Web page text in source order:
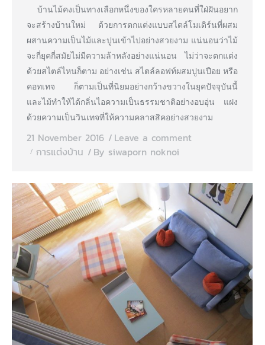
บ้านไม้คงเป็นทางเลือกหนึ่งของใครหลายคนที่ใฝ่ฝันอยาก
จะสร้างบ้านใหม่ ด้วยการตกแต่งแบบสไตล์โมเดิร์นที่ผสม
ผสานความเป็นไม้และปูนเข้าไปอย่างสวยงาม แน่นอนว่าไม้
จะกี่ยุคกี่สมัยไม่มีความล้าหลังอย่างแน่นอน ไม่ว่าจะตกแต่ง
ด้วยสไตล์ไหนก็ตาม อย่างเช่น สไตล์ลอฟท์ผสมปูนเปือย หรือ
คอทเทจ ก็ตามเป็นที่นิยมอย่างกว้างขวางในยุคปัจจุบันนี้
และไม้ทำให้ได้กลิ่นไอความเป็นธรรมชาติอย่างอบอุ่น แฝง
ด้วยความเป็นวินเทจที่ให้ความคลาสสิคอย่างสวยงาม
21 November 2016
Leave a comment
การแต่งบ้าน
By siwaporn noknoi